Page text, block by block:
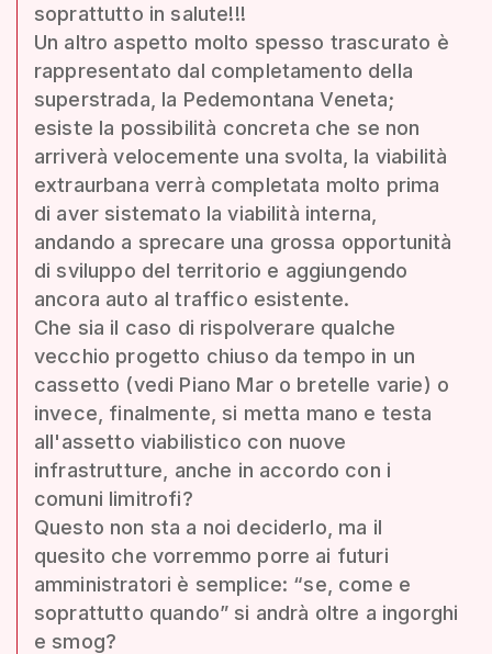
soprattutto in salute!!!
Un altro aspetto molto spesso trascurato è
rappresentato dal completamento della
superstrada, la Pedemontana Veneta;
esiste la possibilità concreta che se non
arriverà velocemente una svolta, la viabilità
extraurbana verrà completata molto prima
di aver sistemato la viabilità interna,
andando a sprecare una grossa opportunità
di sviluppo del territorio e aggiungendo
ancora auto al traffico esistente.
Che sia il caso di rispolverare qualche
vecchio progetto chiuso da tempo in un
cassetto (vedi Piano Mar o bretelle varie) o
invece, finalmente, si metta mano e testa
all'assetto viabilistico con nuove
infrastrutture, anche in accordo con i
comuni limitrofi?
Questo non sta a noi deciderlo, ma il
quesito che vorremmo porre ai futuri
amministratori è semplice: “se, come e
soprattutto quando” si andrà oltre a ingorghi
e smog?